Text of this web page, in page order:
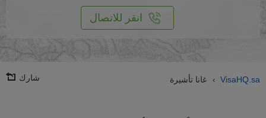
انقر للاتصال
VisaHQ.sa
› غانا تأشيرة شارك